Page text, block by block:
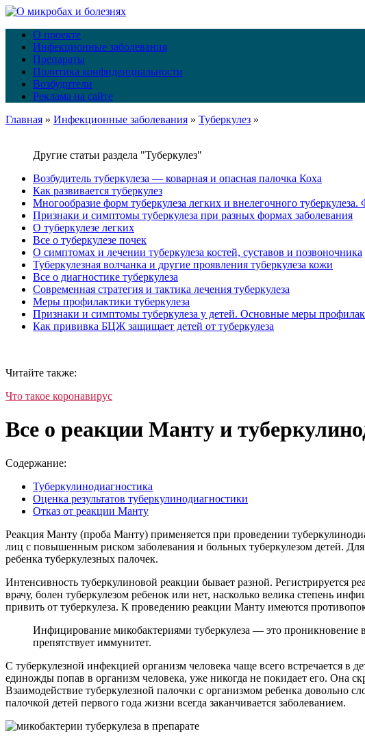
О проекте
Инфекционные заболевания
Препараты
Политика конфиденциальности
Возбудители
Реклама на сайте
Главная » Инфекционные заболевания » Туберкулез »
Другие статьи раздела "Туберкулез"
Возбудитель туберкулеза — коварная и опасная палочка Коха
Как развивается туберкулез
Многообразие форм туберкулеза легких и внелегочного
Признаки и симптомы туберкулеза при разных формах заболевания
О туберкулезе легких
Все о туберкулезе почек
О симптомах и лечении туберкулеза костей, суставов и позвоночника
Туберкулезная волчанка и другие проявления туберкулеза кожи
Все о диагностике туберкулеза
Современная стратегия и тактика лечения туберкулеза
Меры профилактики туберкулеза
Признаки и симптомы туберкулеза у детей. Основные меры
Как прививка БЦЖ защищает детей от туберкулеза
Читайте также:
Что такое коронавирус
Все о реакции Манту и
Содержание:
Туберкулинодиагностика
Оценка результатов туберкулинодиагностики
Отказ от реакции Манту
Реакция Манту (проба Манту) применяется при проведении
лиц с повышенным риском заболевания и больных туберкулезом детей.
ребенка туберкулезных палочек.
Интенсивность туберкулиновой реакции бывает разной. Регистрируется
врачу, болен туберкулезом ребенок или нет, насколько велика степень
привить от туберкулеза. К проведению реакции Манту имеются
Инфицирование микобактериями туберкулеза — это проникновение
препятствует иммунитет.
С туберкулезной инфекцией организм человека чаще всего встречается в
единожды попав в организм человека, уже никогда не покидает его. Она
Взаимодействие туберкулезной палочки с организмом ребенка довольно
палочкой детей первого года жизни всегда заканчивается заболеванием.